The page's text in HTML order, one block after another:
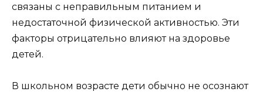
связаны с неправильным питанием и
недостаточной физической активностью. Эти
факторы отрицательно влияют на здоровье
детей.
В школьном возрасте дети обычно не осознают